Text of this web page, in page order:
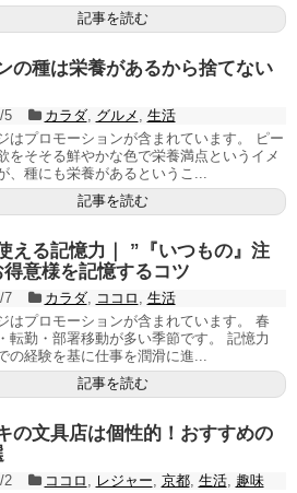
記事を読む
の種は栄養があるから捨てない
5 カラダ, グルメ
生活
はプロモーションが含まれています。 ピー
をそそる鮮やかな色で栄養満点というイメ
、種にも栄養があるというこ...
記事を読む
える記憶力｜ ”『いつもの』注
意様を記憶するコツ
7 カラダ, ココロ
生活
はプロモーションが含まれています。 春
転勤・部署移動が多い季節です。 記憶力
の経験を基に仕事を潤滑に進...
記事を読む
の文具店は個性的！おすすめの
2 ココロ レジャー 京都, 生活, 趣味